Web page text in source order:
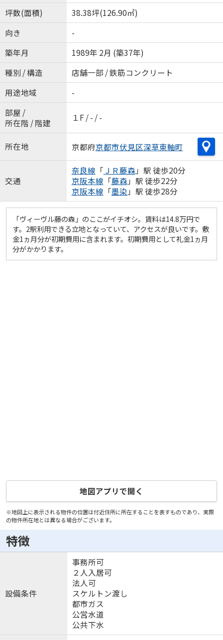
坪数(面積)
38.38坪(126.90㎡)
向き
-
築年月
1989年 2月 (築37年)
種別 / 構造
店舗一部 / 鉄筋コンクリート
用途地域
-
部屋 /
所在階 / 階建
１F / - / -
所在地 京都府京都市伏見区深草東軸町
交通
奈良線 「 ＪＲ藤森」駅 徒歩20分
京阪本線 「藤森」駅 徒歩22分
京阪本線 「墨染 」駅 徒歩28分
「ヴィーヴル藤の森」のここがイチオシ。賃料は14.8万円で
す。2駅利用できる立地となっていて、アクセスが良いです。敷
金1ヵ月分が初期費用に含まれます。初期費用として礼金1ヵ月
分がかかります。
地図アプリで開く
※地図上に表示される物件の位置は付近住所に所在することを表すものであり、実際
の物件所在地とは異なる場合がございます。
特徴
設備条件
事務所可
２人入居可
法人可
スケルトン渡し
都市ガス
公営水道
公共下水